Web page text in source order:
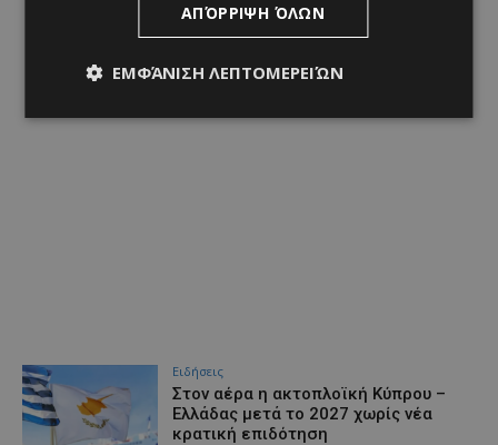
Ειδήσεις
Στον αέρα η ακτοπλοϊκή Κύπρου –
Ελλάδας μετά το 2027 χωρίς νέα
κρατική επιδότηση
ΑΠΌΡΡΙΨΗ ΌΛΩΝ
ΕΜΦΆΝΙΣΗ ΛΕΠΤΟΜΕΡΕΙΏΝ